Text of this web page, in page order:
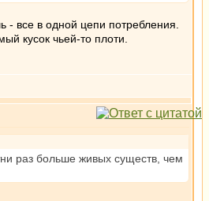
все в одной цепи потребления.
кусок чьей-то плоти.
раз больше живых существ, чем